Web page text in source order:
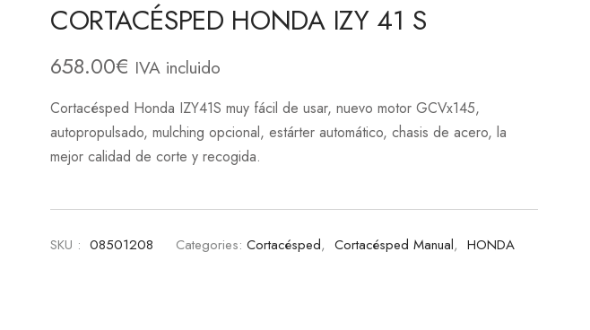
CORTACÉSPED HONDA IZY 41 S
658.00€ IVA incluido
Cortacésped Honda IZY41S muy fácil de usar, nuevo motor GCVx145,
autopropulsado, mulching opcional, estárter automático, chasis de acero, la
mejor calidad de corte y recogida.
SKU : 08501208 Categories: Cortacésped, Cortacésped Manual, HONDA